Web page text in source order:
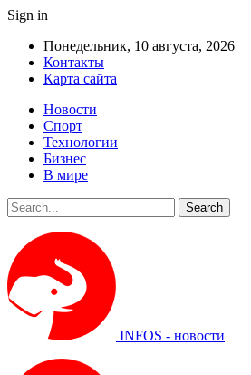
Sign in
Понедельник, 10 августа, 2026
Контакты
Карта сайта
Новости
Спорт
Технологии
Бизнес
В мире
INFOS - новости